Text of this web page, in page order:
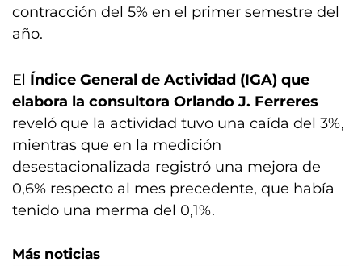
contracción del 5% en el primer semestre del
año.
El Índice General de Actividad (IGA) que
elabora la consultora Orlando J. Ferreres
reveló que la actividad tuvo una caída del 3%,
mientras que en la medición
desestacionalizada registró una mejora de
0,6% respecto al mes precedente, que había
tenido una merma del 0,1%.
Más noticias